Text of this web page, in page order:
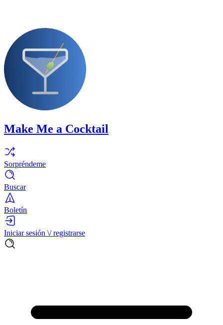
Make Me a Cocktail
Sorpréndeme
Buscar
Boletín
Iniciar sesión \/ registrarse